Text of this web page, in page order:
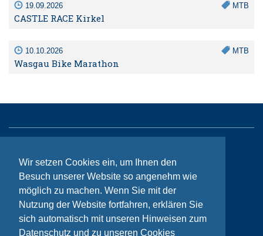
Wir setzen Cookies ein, um Ihnen den
Besuch unserer Website so angenehm wie
möglich zu machen. Wenn Sie mit der
Nutzung der Website fortfahren, erklären Sie
sich automatisch mit unseren Hinweisen zum
Datenschutz und zu unseren Cookies
19.09.2026 MTB
CASTLE RACE Kirkel
10.10.2026 MTB
Wasgau Bike Marathon
Kontakt
Impressum
Datenschutzhinweise